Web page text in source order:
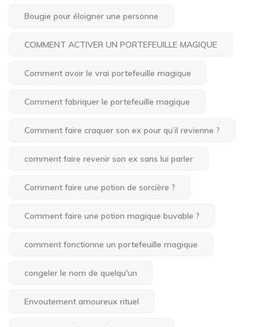
Bougie pour éloigner une personne
COMMENT ACTIVER UN PORTEFEUILLE MAGIQUE
Comment avoir le vrai portefeuille magique
Comment fabriquer le portefeuille magique
Comment faire craquer son ex pour qu’il revienne ?
comment faire revenir son ex sans lui parler
Comment faire une potion de sorcière ?
Comment faire une potion magique buvable ?
comment fonctionne un portefeuille magique
congeler le nom de quelqu'un
Envoutement amoureux rituel